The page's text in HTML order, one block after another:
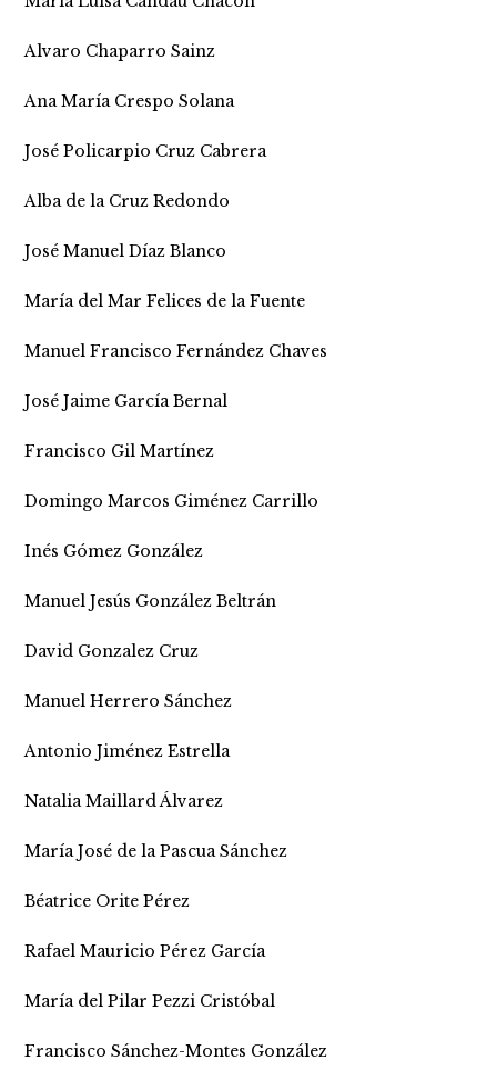
Alvaro Chaparro Sainz
Ana María Crespo Solana
José Policarpio Cruz Cabrera
Alba de la Cruz Redondo
José Manuel Díaz Blanco
María del Mar Felices de la Fuente
Manuel Francisco Fernández Chaves
José Jaime García Bernal
Francisco Gil Martínez
Domingo Marcos Giménez Carrillo
Inés Gómez González
Manuel Jesús González Beltrán
David Gonzalez Cruz
Manuel Herrero Sánchez
Antonio Jiménez Estrella
Natalia Maillard Álvarez
María José de la Pascua Sánchez
Béatrice Orite Pérez
Rafael Mauricio Pérez García
María del Pilar Pezzi Cristóbal
Francisco Sánchez-Montes González